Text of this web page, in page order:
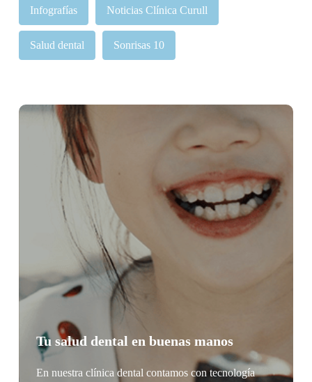
Infografías Noticias Clínica Curull
Salud dental Sonrisas 10
Tu salud dental en buenas manos
En nuestra clínica dental contamos con tecnología